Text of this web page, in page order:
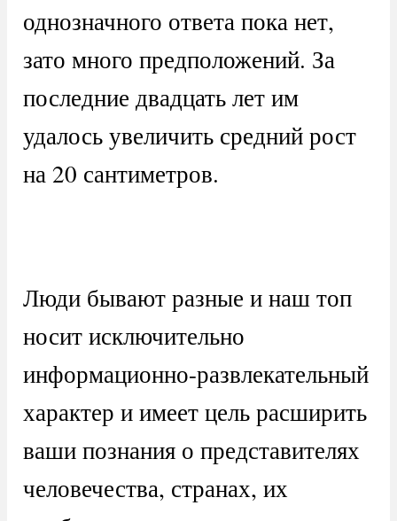
однозначного ответа пока нет,
зато много предположений. За
последние двадцать лет им
удалось увеличить средний рост
на 20 сантиметров.
Люди бывают разные и наш топ
носит исключительно
информационно-развлекательный
характер и имеет цель расширить
ваши познания о представителях
человечества, странах, их